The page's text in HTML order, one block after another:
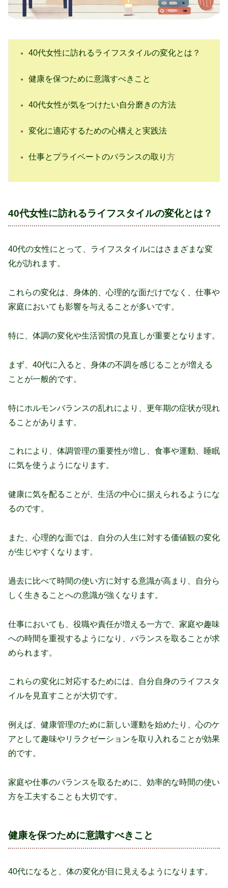
40代女性に訪れるライフスタイルの変化とは？
健康を保つために意識すべきこと
40代女性が気をつけたい自分磨きの方法
変化に適応するための心構えと実践法
仕事とプライベートのバランスの取り 方
40代女性に訪れるライフスタイルの変化とは？
40代の女性にとって、ライフスタイルにはさまざまな変
化が訪れます。
これらの変化は、身体的、心理的な面だけでなく、仕事や
家庭においても影響を与えることが多いです。
特に、体調の変化や生活習慣の見直しが重要となります。
まず、40代に入ると、身体の不調を感じることが増える
ことが一般的です。
特にホルモンバランスの乱れにより、更年期の症状が現れ
ることがあります。
これにより、体調管理の重要性が増し、食事や運動、睡眠
に気を使うようになります。
健康に気を配ることが、生活の中心に据えられるようにな
るのです。
また、心理的な面では、自分の人生に対する価値観の変化
が生じやすくなります。
過去に比べて時間の使い方に対する意識が高まり、自分ら
しく生きることへの意識が強くなります。
仕事においても、役職や責任が増える一方で、家庭や趣味
への時間を重視するようになり、バランスを取ることが求
められます。
これらの変化に対応するためには、自分自身のライフスタ
イルを見直すことが大切です。
例えば、健康管理のために新しい運動を始めたり、心のケ
アとして趣味やリラクゼーションを取り入れることが効果
的です。
家庭や仕事のバランスを取るために、効率的な時間の使い
方を工夫することも大切です。
健康を保つために意識すべきこと
40代になると、体の変化が目に見えるようになります。